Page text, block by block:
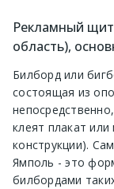
Рекламный
область),
Билборд или
состоящая из
клеят плакат
конструкции).
Ямполь - это
билбордами